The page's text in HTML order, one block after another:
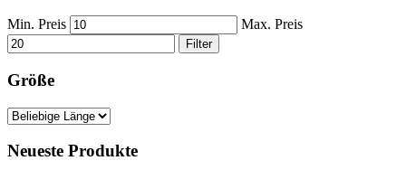
Min. Preis Max. Preis
Filter
Größe
Neueste Produkte